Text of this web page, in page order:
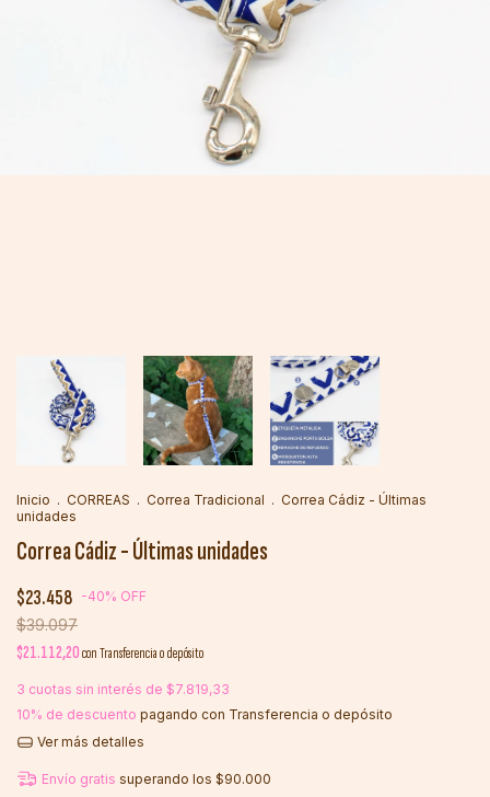
Inicio . CORREAS . Correa Tradicional . Correa Cádiz - Últimas
unidades
Correa Cádiz - Últimas unidades
$23.458 -40% OFF
$39.097
$21.112,20conTransferencia o depósito
3 cuotas sin interés de $7.819,33
10% de descuento pagando con Transferencia o depósito
Ver más detalles
Envío gratis superando los $90.000